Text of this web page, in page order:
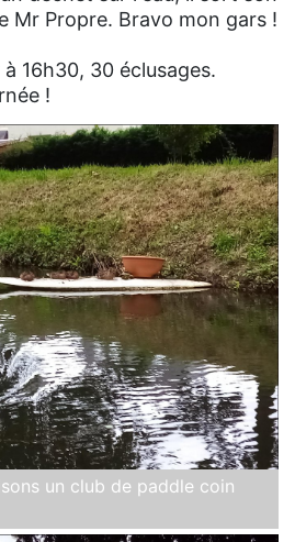
Mr Propre. Bravo mon gars !
16h30, 30 éclusages.
!
un club de paddle coin